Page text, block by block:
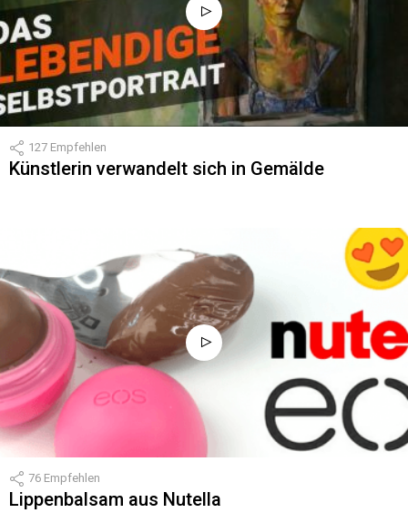
127 Empfehlen
Künstlerin verwandelt sich in Gemälde
76 Empfehlen
Lippenbalsam aus Nutella